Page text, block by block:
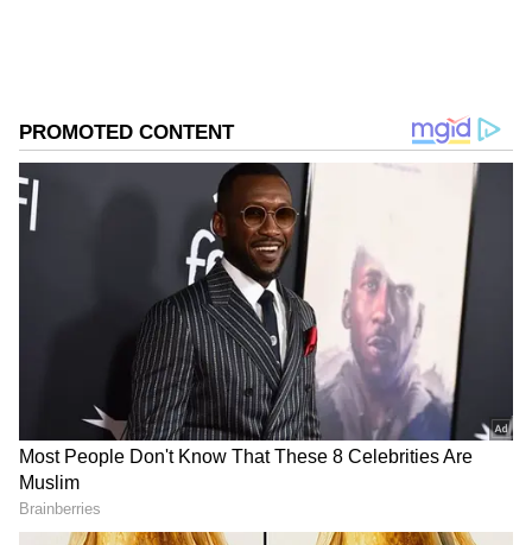
DOWNLOAD APP